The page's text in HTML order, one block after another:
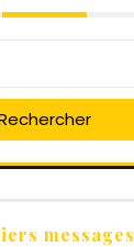
messages